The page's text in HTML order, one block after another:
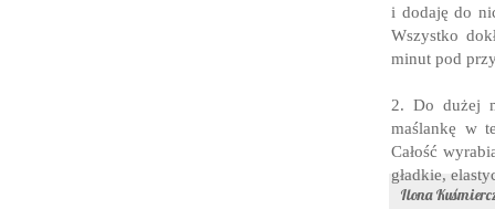
i dodaję do
Wszystko
minut pod
2. Do dużej
maślankę w
Całość
gładkie,
Ilona